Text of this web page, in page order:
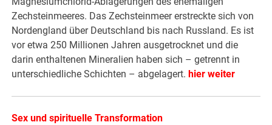
Zechsteinmeeres. Das Zechsteinmeer erstreckte sich von
Nordengland über Deutschland bis nach Russland. Es ist
vor etwa 250 Millionen Jahren ausgetrocknet und die
darin enthaltenen Mineralien haben sich – getrennt in
unterschiedliche Schichten – abgelagert. hier weiter
Sex und spirituelle Transformation